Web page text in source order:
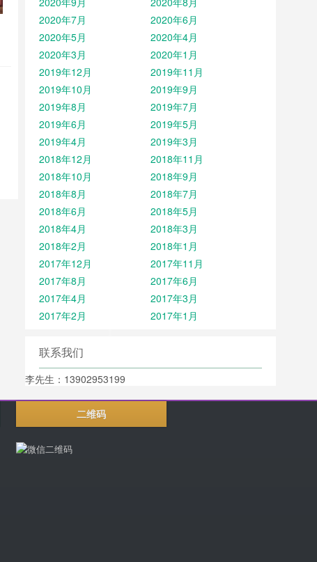
2020年7月
2020年6月
2020年5月
2020年4月
2020年3月
2020年1月
2019年12月
2019年11月
2019年10月
2019年9月
2019年8月
2019年7月
2019年6月
2019年5月
2019年4月
2019年3月
2018年12月
2018年11月
2018年10月
2018年9月
2018年8月
2018年7月
2018年6月
2018年5月
2018年4月
2018年3月
2018年2月
2018年1月
2017年12月
2017年11月
2017年8月
2017年6月
2017年4月
2017年3月
2017年2月
2017年1月
联系我们
李先生：13902953199
二维码